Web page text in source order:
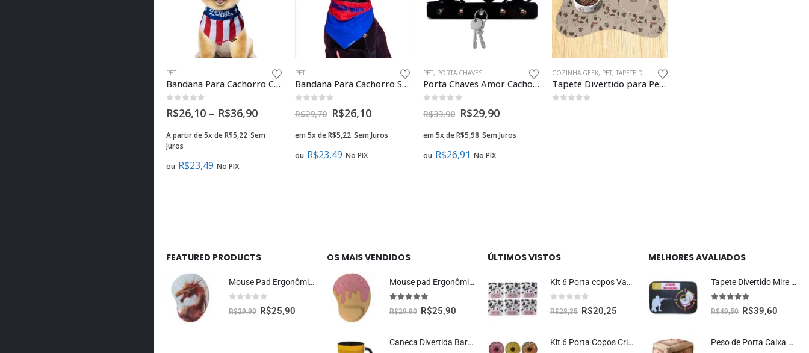
PET
Bandana Para Cachorro Capitão América Presente Criativo Pet Geek
fora de 5
R$26,10 – R$36,90
A partir de 5x deR$5,22 Sem
Juros
ou R$23,49 No PIX
PET
Bandana Para Cachorro Spider-man Presente Criativo Pet Geek
R$29,70 R$26,10
em 5x deR$5,22 Sem Juros
ou R$23,49 No PIX
PET, PORTA CHAVES
Porta Chaves Amor Cachorro e Gato Decoração Criativa
R$33,90 R$29,90
em 5x deR$5,98 Sem Juros
ou R$26,91 No PIX
COZINHA GEEK, PET, TAPETE DE COZINHA
Tapete Divertido para Pet TaPets Cachorrinhos Decoração Criativa
FEATURED PRODUCTS
Mouse Pad Ergonômico Dragão Vermelho Oficial Geek Vip
fora de 5
R$29,90 R$25,90
OS MAIS VENDIDOS
Mouse pad Ergonômico Sorvete Presente Criativo
5.00 fora de 5
R$29,90 R$25,90
Caneca Divertida Barril Radioativo Presente Criativo Geek
ÚLTIMOS VISTOS
Kit 6 Porta copos Vaquinha Fofa Kawaii
fora de 5
R$28,35 R$20,25
Kit 6 Porta Copos Criativos – Rosquinhas Donuts
MELHORES AVALIADOS
Tapete Divertido Mire no Alvo Decoração Criativa
5.00 fora de 5
R$49,50 R$39,60
Peso de Porta Caixa TNT Decoração Criativa Gamer